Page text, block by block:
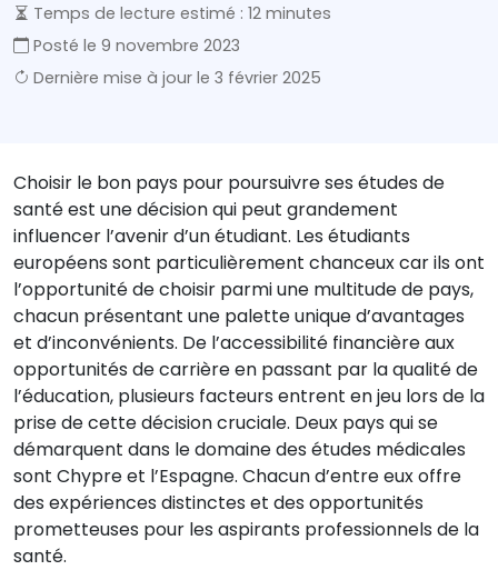
Temps de lecture estimé : 12 minutes
Posté le 9 novembre 2023
Dernière mise à jour le 3 février 2025
Choisir le bon pays pour poursuivre ses études de
santé est une décision qui peut grandement
influencer l’avenir d’un étudiant. Les étudiants
européens sont particulièrement chanceux car ils ont
l’opportunité de choisir parmi une multitude de pays,
chacun présentant une palette unique d’avantages
et d’inconvénients. De l’accessibilité financière aux
opportunités de carrière en passant par la qualité de
l’éducation, plusieurs facteurs entrent en jeu lors de la
prise de cette décision cruciale. Deux pays qui se
démarquent dans le domaine des études médicales
sont Chypre et l’Espagne. Chacun d’entre eux offre
des expériences distinctes et des opportunités
prometteuses pour les aspirants professionnels de la
santé.